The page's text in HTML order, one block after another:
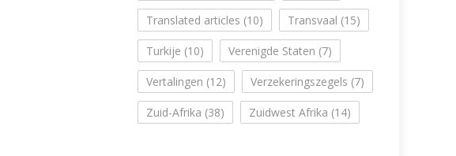
Translated articles (10) Transvaal (15)
Turkije (10) Verenigde Staten (7)
Vertalingen (12) Verzekeringszegels (7)
Zuid-Afrika (38) Zuidwest Afrika (14)